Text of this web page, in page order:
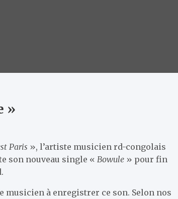
»
Paris », l’artiste musicien rd-congolais
son nouveau single « Bowule » pour fin
musicien à enregistrer ce son. Selon nos